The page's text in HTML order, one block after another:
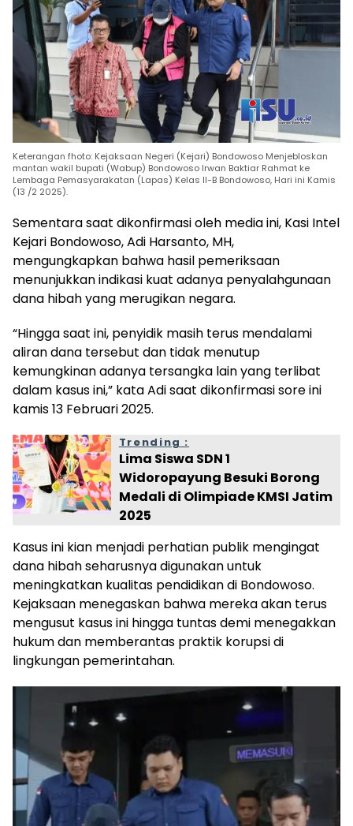
Keterangan fhoto: Kejaksaan Negeri (Kejari) Bondowoso Menjebloskan
mantan wakil bupati (Wabup) Bondowoso Irwan Baktiar Rahmat ke
Lembaga Pemasyarakatan (Lapas) Kelas II-B Bondowoso, Hari ini Kamis
(13 /2 2025).
Sementara saat dikonfirmasi oleh media ini, Kasi Intel
Kejari Bondowoso, Adi Harsanto, MH,
mengungkapkan bahwa hasil pemeriksaan
menunjukkan indikasi kuat adanya penyalahgunaan
dana hibah yang merugikan negara.
“Hingga saat ini, penyidik masih terus mendalami
aliran dana tersebut dan tidak menutup
kemungkinan adanya tersangka lain yang terlibat
dalam kasus ini,” kata Adi saat dikonfirmasi sore ini
kamis 13 Februari 2025.
Trending :
Lima Siswa SDN 1
Widoropayung Besuki Borong
Medali di Olimpiade KMSI Jatim
2025
Kasus ini kian menjadi perhatian publik mengingat
dana hibah seharusnya digunakan untuk
meningkatkan kualitas pendidikan di Bondowoso.
Kejaksaan menegaskan bahwa mereka akan terus
mengusut kasus ini hingga tuntas demi menegakkan
hukum dan memberantas praktik korupsi di
lingkungan pemerintahan.